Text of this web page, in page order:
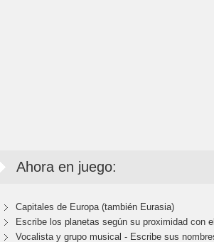
Ahora en juego:
Capitales de Europa (también Eurasia)
Escribe los planetas según su proximidad con
Vocalista y grupo musical - Escribe sus